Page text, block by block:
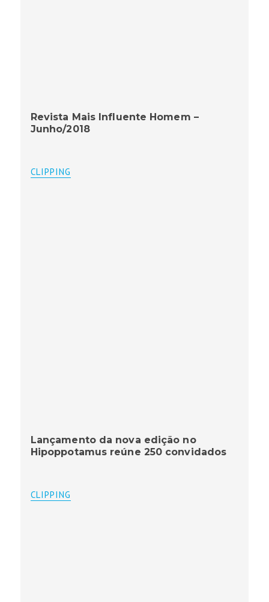
Revista Mais Influente Homem –
Junho/2018
CLIPPING
Lançamento da nova edição no
Hipoppotamus reúne 250 convidados
CLIPPING